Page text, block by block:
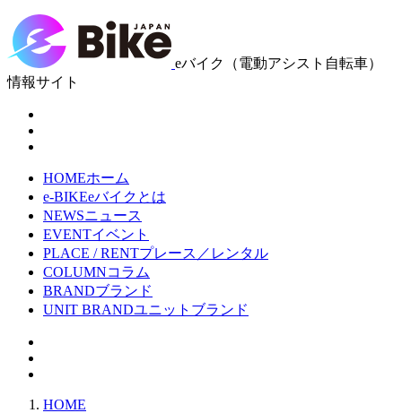
eバイク（電動アシスト自転車）
情報サイト
HOMEホーム
e-BIKEeバイクとは
NEWSニュース
EVENTイベント
PLACE / RENTプレース／レンタル
COLUMNコラム
BRANDブランド
UNIT BRANDユニットブランド
HOME